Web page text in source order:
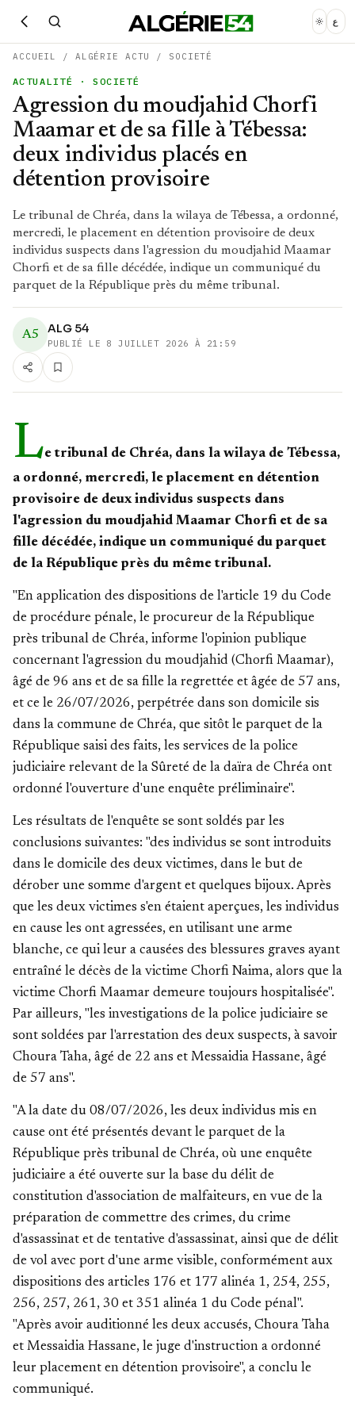
ع
ACCUEIL / ALGÉRIE ACTU / SOCIETÉ
ACTUALITÉ · SOCIETÉ
Agression du moudjahid Chorfi
Maamar et de sa fille à Tébessa:
deux individus placés en
détention provisoire
Le tribunal de Chréa, dans la wilaya de Tébessa, a ordonné,
mercredi, le placement en détention provisoire de deux
individus suspects dans l'agression du moudjahid Maamar
Chorfi et de sa fille décédée, indique un communiqué du
parquet de la République près du même tribunal.
A5 ALG 54
PUBLIÉ LE 8 JUILLET 2026 À 21:59
Le tribunal de Chréa, dans la wilaya de Tébessa,
a ordonné, mercredi, le placement en détention
provisoire de deux individus suspects dans
l'agression du moudjahid Maamar Chorfi et de sa
fille décédée, indique un communiqué du parquet
de la République près du même tribunal.
"En application des dispositions de l'article 19 du Code
de procédure pénale, le procureur de la République
près tribunal de Chréa, informe l'opinion publique
concernant l'agression du moudjahid (Chorfi Maamar),
âgé de 96 ans et de sa fille la regrettée et âgée de 57 ans,
et ce le 26/07/2026, perpétrée dans son domicile sis
dans la commune de Chréa, que sitôt le parquet de la
République saisi des faits, les services de la police
judiciaire relevant de la Sûreté de la daïra de Chréa ont
ordonné l'ouverture d'une enquête préliminaire".
Les résultats de l'enquête se sont soldés par les
conclusions suivantes: "des individus se sont introduits
dans le domicile des deux victimes, dans le but de
dérober une somme d'argent et quelques bijoux. Après
que les deux victimes s'en étaient aperçues, les individus
en cause les ont agressées, en utilisant une arme
blanche, ce qui leur a causées des blessures graves ayant
entraîné le décès de la victime Chorfi Naima, alors que la
victime Chorfi Maamar demeure toujours hospitalisée".
Par ailleurs, "les investigations de la police judiciaire se
sont soldées par l'arrestation des deux suspects, à savoir
Choura Taha, âgé de 22 ans et Messaidia Hassane, âgé
de 57 ans".
"A la date du 08/07/2026, les deux individus mis en
cause ont été présentés devant le parquet de la
République près tribunal de Chréa, où une enquête
judiciaire a été ouverte sur la base du délit de
constitution d'association de malfaiteurs, en vue de la
préparation de commettre des crimes, du crime
d'assassinat et de tentative d'assassinat, ainsi que de délit
de vol avec port d'une arme visible, conformément aux
dispositions des articles 176 et 177 alinéa 1, 254, 255,
256, 257, 261, 30 et 351 alinéa 1 du Code pénal".
"Après avoir auditionné les deux accusés, Choura Taha
et Messaidia Hassane, le juge d'instruction a ordonné
leur placement en détention provisoire", a conclu le
communiqué.